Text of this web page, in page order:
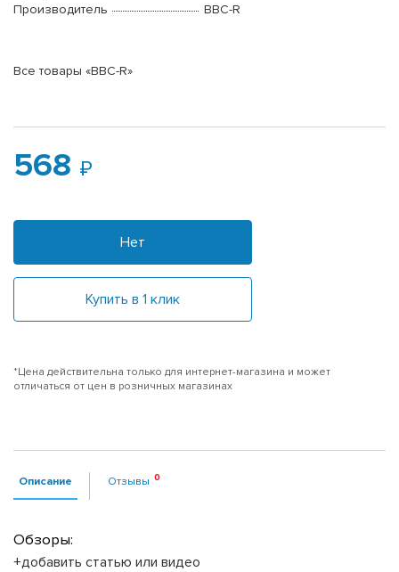
Производитель
BBC-R
Все товары «BBC-R»
568
Нет
Купить в 1 клик
*Цена действительна только для интернет-магазина и может
отличаться от цен в розничных магазинах
Описание Отзывы
Обзоры:
+добавить статью или видео